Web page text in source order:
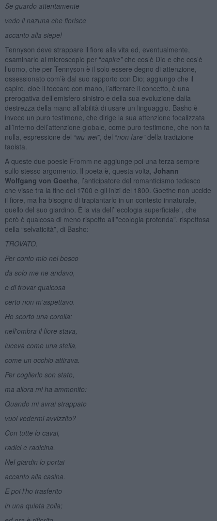
Se guardo attentamente
vedo il nazuna che fiorisce
accanto alla siepe!
Tennyson deve strappare il fiore alla vita ed, eventualmente,
esaminarlo al microscopio per “capire”che cos’è Dio e che cos’è
l’uomo, che per Tennyson è il solo essere degno di attenzione,
ossessionato com’è dal suo rapporto con Dio; aggiungo che il
capire, cioè il toccare con mano, l’afferrare il concetto, è una
prerogativa dell’emisfero sinistro e della sua evoluzione dalla
destrezza della mano all’abilità di usare un linguaggio. Basho è
invece un puro testimone, che dirige la sua attenzione focalizzata
all’interno dell’attenzione globale, come puro testimone, che non fa
nulla, espressione del “wu-wei”, del “non fare”della tradizione
taoista.
A queste due poesie Fromm ne aggiunge poi una terza sempre
sullo stesso argomento. Il poeta è, questa volta, Johann
Wolfgang von Goethe , l’anticipatore del romanticismo tedesco
che visse tra la fine del 1700 e gli inizi del 1800. Goethe non uccide
il fiore, ma ha bisogno di trapiantarlo in un contesto innaturale,
quello del suo giardino. È la via dell’”ecologia superficiale”, che
però è qualcosa di meno rispetto all’”ecologia profonda”, rispettosa
della “selvaticità”, di Basho:
TROVATO.
Per conto mio nel bosco
da solo me ne andavo,
e di trovar qualcosa
certo non m'aspettavo.
Ho scorto una corolla:
nell'ombra il fiore stava,
luceva come una stella,
come un occhio attirava.
Per coglierlo son stato,
ma allora mi ha ammonito:
Quando mi avrai strappato
vuoi vedermi avvizzito?
Con tutte lo cavai,
radici e radicina.
Nel giardin lo portai
accanto alla casina.
E poi l'ho trasferito
in una quieta zolla;